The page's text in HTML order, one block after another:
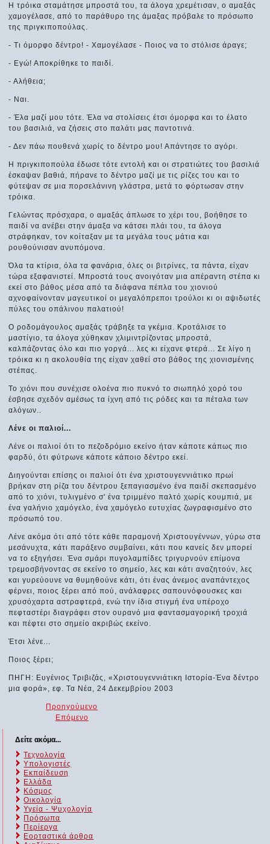
H τρόικα σταμάτησε μπροστά του, τα άλογα χρεμέτισαν, ο αμαξάς
χαμογέλασε, από το παράθυρο της άμαξας πρόβαλε το πρόσωπο
της πριγκιποπούλας.
- Τι όμορφο δέντρο! - Χαμογέλασε - Ποιος να το στόλισε άραγε;
- Εγώ! Αποκρίθηκε το παιδί.
- Αλήθεια;
- Ναι.
- Έλα μαζί μου τότε. Έλα να στολίσεις έτσι όμορφα και το έλατο
του βασιλιά, να ζήσεις στο παλάτι μας παντοτινά.
- Δεν πάω πουθενά χωρίς το δέντρο μου! Απάντησε το αγόρι.
H πριγκιποπούλα έδωσε τότε εντολή και οι στρατιώτες του βασιλιά
έσκαψαν βαθιά, πήρανε το δέντρο μαζί με τις ρίζες του και το
φύτεψαν σε μια πορσελάνινη γλάστρα, μετά το φόρτωσαν στην
τρόικα.
Γελώντας πρόσχαρα, ο αμαξάς άπλωσε το χέρι του, βοήθησε το
παιδί να ανέβει στην άμαξα να κάτσει πλάι του, τα άλογα
στράφηκαν, τον κοίταξαν με τα μεγάλα τους μάτια και
ρουθούνισαν ανυπόμονα.
Όλα τα κτίρια, όλα τα φανάρια, όλες οι βιτρίνες, τα πάντα, είχαν
τώρα εξαφανιστεί. Μπροστά τους ανοιγόταν μια απέραντη στέπα κι
εκεί στο βάθος μέσα από τα διάφανα πέπλα του χιονιού
αχνοφαίνονταν μαγευτικοί οι μεγαλόπρεποι τρούλοι κι οι αψιδωτές
πύλες του οπάλινου παλατιού!
Ο ροδομάγουλος αμαξάς τράβηξε τα γκέμια. Κροτάλισε το
μαστίγιο, τα άλογα χύθηκαν χλιμιντρίζοντας μπροστά,
καλπάζοντας όλο και πιο γοργά... λες κι είχανε φτερά... Σε λίγο η
τρόικα κι η ακολουθία της είχαν χαθεί στο βάθος της χιονισμένης
στέπας.
Το χιόνι που συνέχισε ολοένα πιο πυκνό το σιωπηλό χορό του
έσβησε σχεδόν αμέσως τα ίχνη από τις ρόδες και τα πέταλα των
αλόγων..
Λένε οι παλιοί...
Λένε οι παλιοί ότι το πεζοδρόμιο εκείνο ήταν κάποτε κάπως πιο
φαρδύ, ότι φύτρωνε κάποτε κάποιο δέντρο εκεί.
Διηγούνται επίσης οι παλιοί ότι ένα χριστουγεννιάτικο πρωί
βρήκαν στη ρίζα του δέντρου ξεπαγιασμένο ένα παιδί σκεπασμένο
από το χιόνι, τυλιγμένο σ' ένα τριμμένο παλτό χωρίς κουμπιά, με
ένα γαλήνιο χαμόγελο, ένα χαμόγελο ευτυχίας ζωγραφισμένο στο
πρόσωπό του.
Λένε ακόμα ότι από τότε κάθε παραμονή Χριστουγέννων, γύρω στα
μεσάνυχτα, κάτι παράξενο συμβαίνει, κάτι που κανείς δεν μπορεί
να το εξηγήσει. Ένα σμάρι πυγολαμπίδες τριγυρνούν επίμονα
τρεμοσβήνοντας σε εκείνο το σημείο, λες και κάτι αναζητούν, λες
και γυρεύουνε να θυμηθούνε κάτι, ότι ένας άνεμος αναπάντεχος
φέρνει, ποιος ξέρει από πού, ανάλαφρες σαπουνόφουσκες και
χρυσόχαρτα αστραφτερά, ενώ την ίδια στιγμή ένα υπέροχο
πεφταστέρι διαγράφει στον ουρανό μια φαντασμαγορική τροχιά
και πέφτει στο σημείο ακριβώς εκείνο.
Έτσι λένε...
Ποιος ξέρει;
ΠΗΓΗ: Ευγένιος Τριβιζάς, «Χριστουγεννιάτικη Ιστορία-Ένα δέντρο
μια φορά», εφ. Τα Νέα, 24 Δεκεμβρίου 2003
Προηγούμενο
Επόμενο
Δείτε ακόμα...
Τεχνολογία
Υπολογιστές
Εκπαίδευση
Ελλάδα
Κόσμος
Οικολογία
Υγεία - Ψυχολογία
Πρόσωπα
Περίεργα
Εορταστικά άρθρα